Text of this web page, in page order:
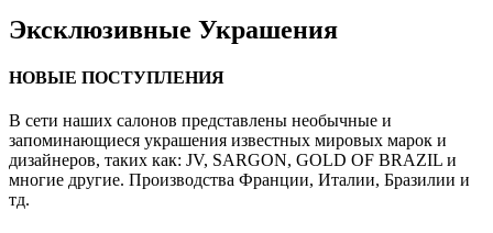
Эксклюзивные Украшения
НОВЫЕ ПОСТУПЛЕНИЯ
В сети наших салонов представлены необычные и
запоминающиеся украшения известных мировых марок и
дизайнеров, таких как: JV, SARGON, GOLD OF BRAZIL и
многие другие. Производства Франции, Италии, Бразилии и
тд.